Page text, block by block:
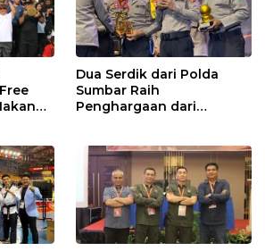
Dua Serdik dari Polda
Sumbar Raih
Penghargaan dari